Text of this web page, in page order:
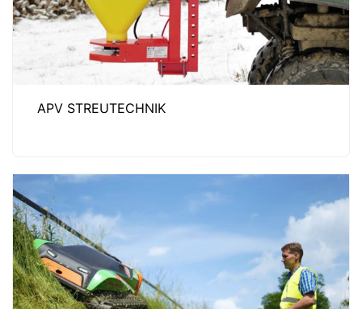
APV STREUTECHNIK